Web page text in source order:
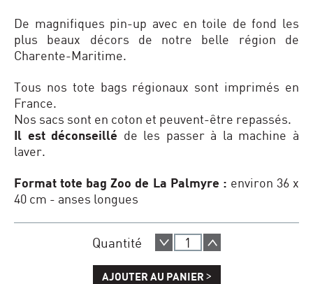
De magnifiques pin-up avec en toile de fond les
plus beaux décors de notre belle région de
Charente-Maritime.
Tous nos tote bags régionaux sont imprimés en
France.
Nos sacs sont en coton et peuvent-être repassés.
Il est déconseillé de les passer à la machine à
laver.
Format tote bag Zoo de La Palmyre : environ 36 x
40 cm - anses longues
Quantité
AJOUTER AU PANIER >